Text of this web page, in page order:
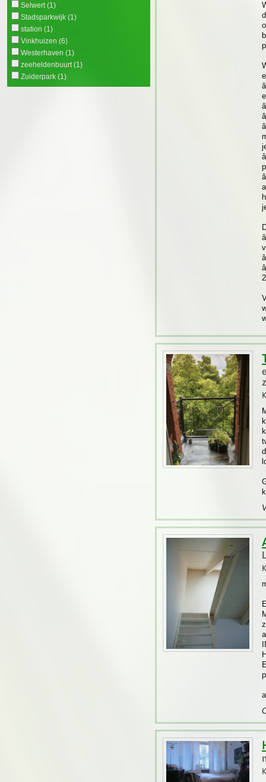
Selwert(1)
Stadsparkwijk (1)
station (1)
Vinkhuizen (6)
Westerhaven (1)
zeeheldenbuurt(1)
Zuiderpark (1)